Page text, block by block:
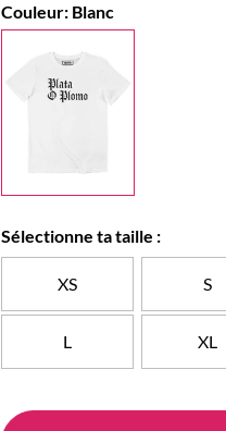
Couleur: Blanc
Sélectionne ta taille :
XS S
L XL